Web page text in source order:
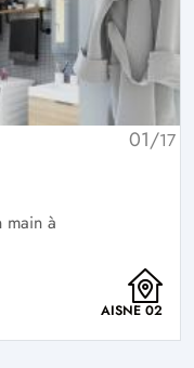
01/17
main à
AISNE 02